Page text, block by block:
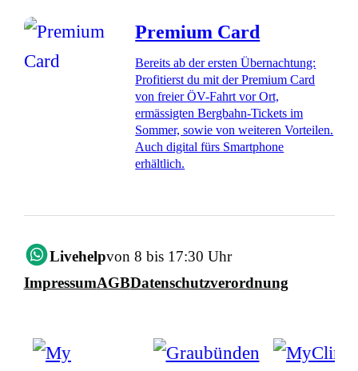
Premium Card
Bereits ab der ersten Übernachtung:
Profitierst du mit der Premium Card
von freier ÖV-Fahrt vor Ort,
ermässigten Bergbahn-Tickets im
Sommer, sowie von weiteren Vorteilen.
Auch digital fürs Smartphone
erhältlich.
Livehelpvon 8 bis 17:30 Uhr
ImpressumAGBDatenschutzverordnung